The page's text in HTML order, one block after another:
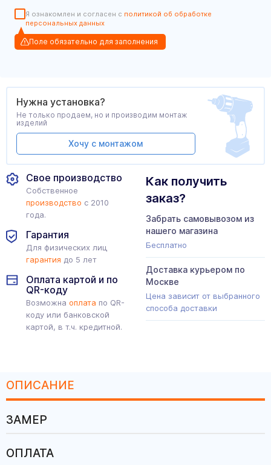
Я ознакомлен и согласен с политикой об обработке
персональных данных
Поле обязательно для заполнения
Свое производство
Собственное
производство с 2010
года.
Гарантия
Для физических лиц
гарантия до 5 лет
Оплата картой и по
QR-коду
Возможна оплата по QR-
коду или банковской
картой, в т.ч. кредитной.
Как получить
заказ?
Забрать самовывозом из
нашего магазина
Бесплатно
Доставка курьером по
Москве
Цена зависит от выбранного
способа доставки
Нужна установка?
Не только продаем, но и производим монтаж
изделий
Хочу с монтажом
ОПИСАНИЕ
ЗАМЕР
ОПЛАТА